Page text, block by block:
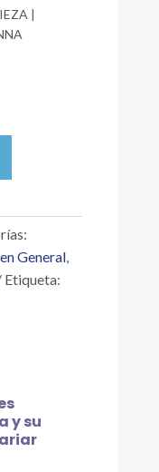
|
General,
Etiqueta:
y su